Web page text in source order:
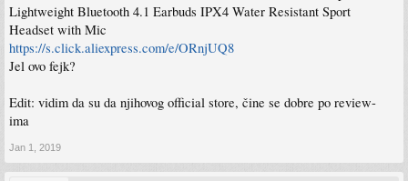
Lightweight Bluetooth 4.1 Earbuds IPX4 Water Resistant Sport
Headset with Mic
https://s.click.aliexpress.com/e/ORnjUQ8
Jel ovo fejk?
Edit: vidim da su da njihovog official store, čine se dobre po review-
ima
Jan 1, 2019